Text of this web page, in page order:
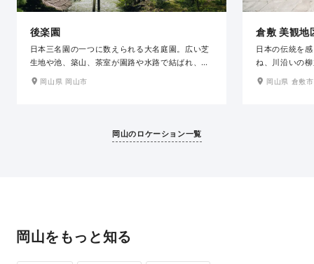
後楽園
日本三名園の一つに数えられる大名庭園。広い芝
生地や池、築山、茶室が園路や水路で結ばれ、歩
きながら移り変わる景色を眺めることができるよ
う工夫された回遊式庭園で、その芸術性や鑑賞性
早春には梅林など四季折々の趣ある景観が楽しめ
岡山県 岡山市
倉敷 美観地
日本の伝統を
ね、川沿いの
く調和する岡
代の風情を今
岡山県 倉敷市
岡山のロケーション一覧
岡山をもっと知る